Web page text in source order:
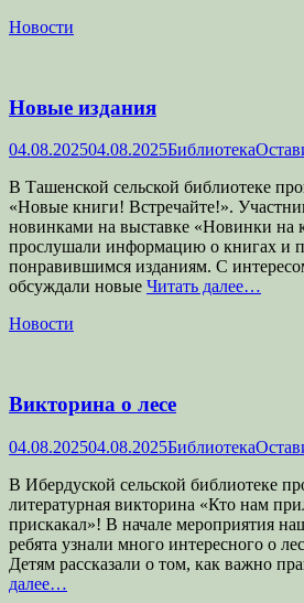
Категории
Новости
Новые издания
Опубликовано
04.08.202504.08.2025Автор
Библиотека
В Ташенской сельской библиотеке
«Новые книги! Встречайте!».
новинками на выставке «Новинки на
прослушали информацию о книгах и
понравившимся изданиям. С
обсуждали новые Читать далее…
Категории
Новости
Викторина о лесе
Опубликовано
04.08.202504.08.2025Автор
Библиотека
В Ибердуской сельской библиотеке
литературная викторина «Кто нам
прискакал»! В начале мероприятия
ребята узнали много интересного о
Детям рассказали о том, как важно
далее…